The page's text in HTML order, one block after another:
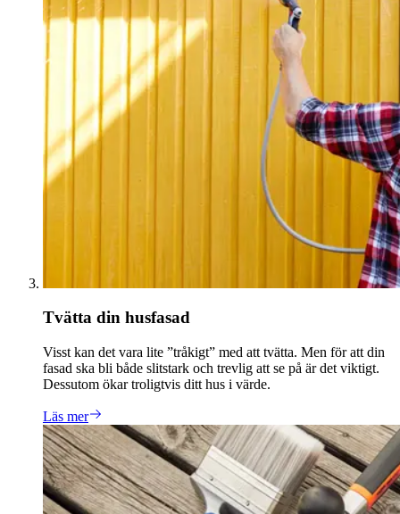
Tvätta din husfasad
Visst kan det vara lite ”tråkigt” med att tvätta. Men för att din
fasad ska bli både slitstark och trevlig att se på är det viktigt.
Dessutom ökar troligtvis ditt hus i värde.
Läs mer